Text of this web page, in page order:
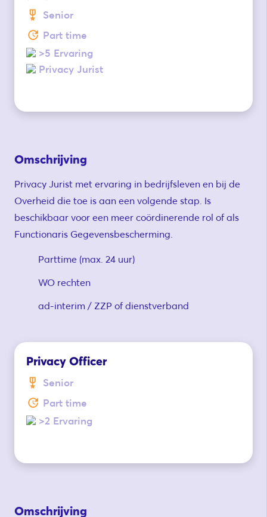
Senior
Part time
>5 Ervaring
Privacy Jurist
Omschrijving
Privacy Jurist met ervaring in bedrijfsleven en bij de
Overheid die toe is aan een volgende stap. Is
beschikbaar voor een meer coördinerende rol of als
Functionaris Gegevensbescherming.
Parttime (max. 24 uur)
WO rechten
ad-interim / ZZP of dienstverband
Privacy Officer
Senior
Part time
>2 Ervaring
Omschrijving